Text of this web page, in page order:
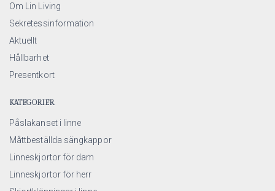
Om Lin Living
Sekretessinformation
Aktuellt
Hållbarhet
Presentkort
KATEGORIER
Påslakanset i linne
Måttbeställda sängkappor
Linneskjortor för dam
Linneskjortor för herr